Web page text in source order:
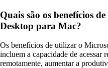
Quais são os benefícios
Desktop para Mac?
Os benefícios de utilizar o
incluem a capacidade de acessar
remotamente, aumentar a